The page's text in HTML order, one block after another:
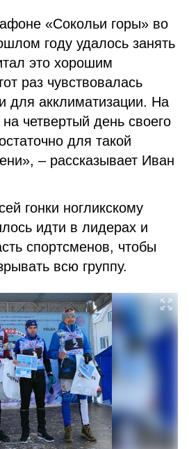
«Сокольи горы» во
году удалось занять
это хорошим
раз чувствовалась
для акклиматизации. На
четвертый день своего
для такой
– рассказывает Иван
гонки ногликскому
идти в лидерах и
спортсменов, чтобы
всю группу.